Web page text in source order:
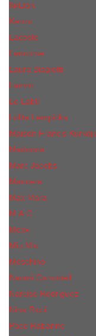
КиLian
Kenzo
Lacoste
Lancome
Laura Biagiotti
Lanvin
Lе Lab0
Lolita Lempicka
Maison Francis
Madonna
Marc Jacobs
Mancera
Max Mara
M.А.C.
Mexx
Miu Miu
Mоsсhino
Naomi Campbell
Narciso Rodriguez
Nina Ricci
Paco Rabanne